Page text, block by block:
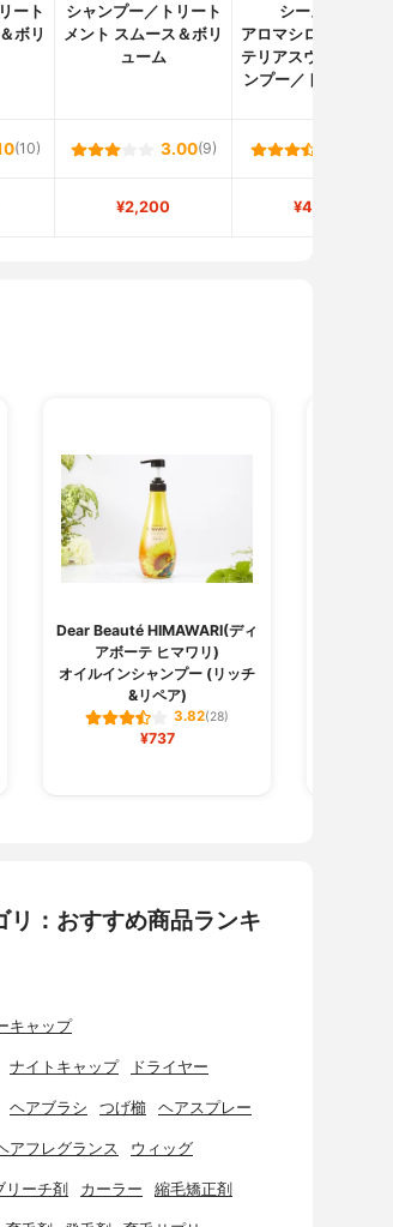
ート
ボリ
シャンプー／トリート
メント スムース＆ボリ
ューム
シーズンズ)
アロマシロップス ミス
テリアスウィンド シャ
ンプー／トリートメン
(10) 3.00(9)
¥2,200 ¥4,870
Dear Beauté HIMAWARI(ディ
アボーテ ヒマワリ)
オイルインシャンプー (リッチ
&リペア)
3.82(28)
¥737
リ：おすすめ商品ランキ
キャップ
ナイトキャップ ドライヤー
ヘアブラシ つげ櫛 ヘアスプレー
アフレグランス ウィッグ
リーチ剤 カーラー 縮毛矯正剤